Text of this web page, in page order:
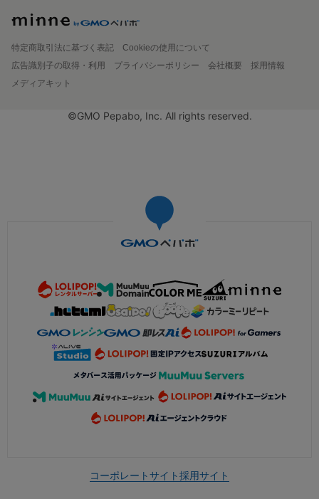
特定商取引法に基づく表記
Cookieの使用について
広告識別子の取得・利用
プライバシーポリシー 会社概要
採用情報
メディアキット
©GMO Pepabo, Inc. All rights reserved.
コーポレートサイト採用サイト